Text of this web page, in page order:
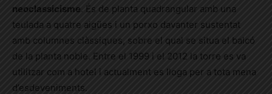
neoclassicisme . És de planta quadrangular amb una
teulada a quatre aigües i un porxo davanter sustentat
amb columnes clàssiques, sobre el qual se situa el balcó
de la planta noble. Entre el 1999 i el 2012 la torre es va
utilitzar com a hotel i actualment es lloga per a tota mena
d’esdeveniments.